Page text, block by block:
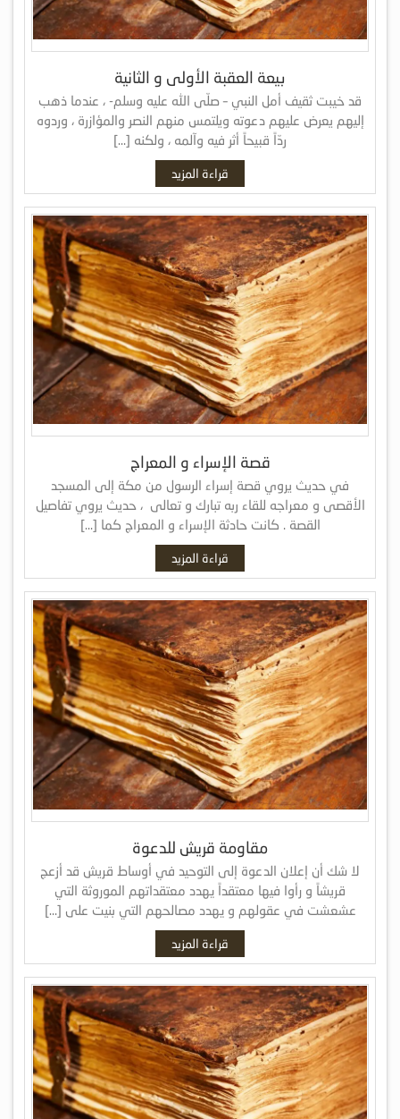
بيعة العقبة الأولى و الثانية
قد خيبت ثقيف أمل النبي – صلّى الله عليه وسلم- ، عندما ذهب
إليهم يعرض عليهم دعوته ويلتمس منهم النصر والمؤازرة ، وردوه
ردّاً قبيحاً أثر فيه وآلمه ، ولكنه […]
قراءة المزيد
قصة الإسراء و المعراج
في حديث يروي قصة إسراء الرسول من مكة إلى المسجد
الأقصى و معراجه للقاء ربه تبارك و تعالى ، حديث يروي تفاصيل
القصة . كانت حادثة الإسراء و المعراج كما […]
قراءة المزيد
مقاومة قريش للدعوة
لا شك أن إعلان الدعوة إلى التوحيد في أوساط قريش قد أزعج
قريشاً و رأوا فيها معتقداً يهدد معتقداتهم الموروثة التي
عشعشت في عقولهم و يهدد مصالحهم التي بنيت على […]
قراءة المزيد